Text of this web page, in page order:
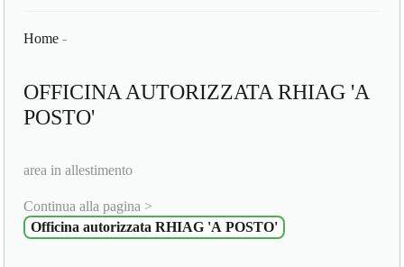
Home -
OFFICINA AUTORIZZATA RHIAG 'A
POSTO'
area in allestimento
Continua alla pagina >
Officina autorizzata RHIAG 'A POSTO'